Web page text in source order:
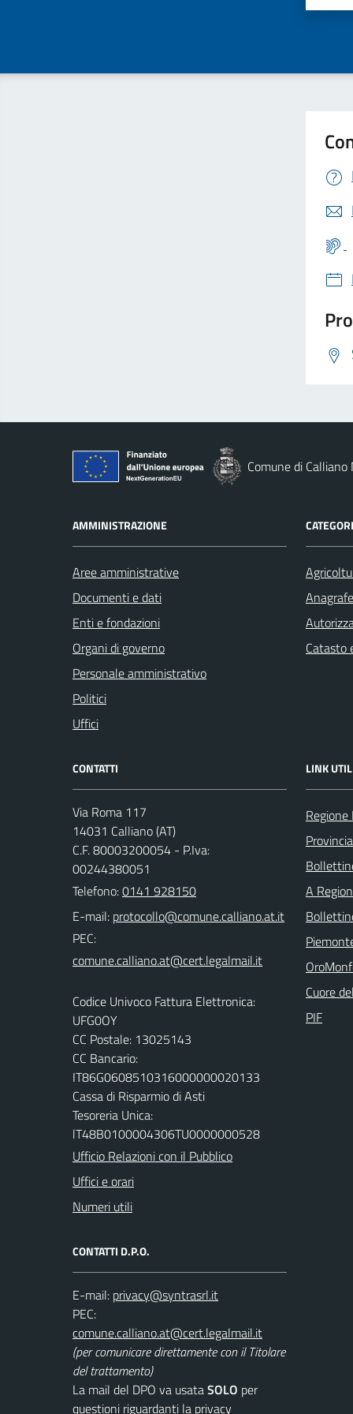
Comune di
AMMINISTRAZIONE
Aree amministrative
Documenti e dati
Enti e fondazioni
Organi di governo
Personale amministrativo
Politici
Uffici
Catasto
CONTATTI
Via Roma 117
14031 Calliano (AT)
C.F. 80003200054 - P.Iva:
00244380051
Telefono:0141 928150
E-mail:
PEC:
Codice Univoco Fattura Elettronica:
UFG0OY
CC Postale: 13025143
CC Bancario:
IT86G0608510316000000020133
Cassa di Risparmio di Asti
Tesoreria Unica:
lT48B0100004306TU0000000528
Ufficio Relazioni con il Pubblico
Uffici e orari
Numeri utili
CONTATTI D.P.O.
E-mail:
PEC:
(per comunicare direttamente con il Titolare
del trattamento)
La mail del DPO va usataSOLO per
questioni riguardanti la privacy
LINK
A
Cuore
PIF